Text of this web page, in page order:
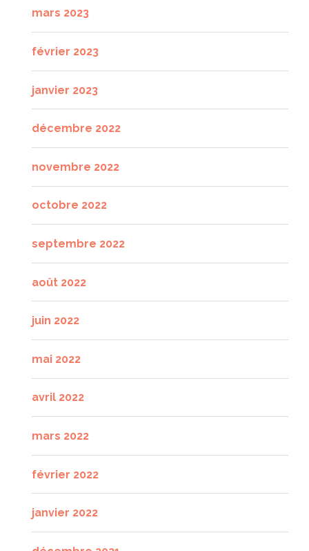
mars 2023
février 2023
janvier 2023
décembre 2022
novembre 2022
octobre 2022
septembre 2022
août 2022
juin 2022
mai 2022
avril 2022
mars 2022
février 2022
janvier 2022